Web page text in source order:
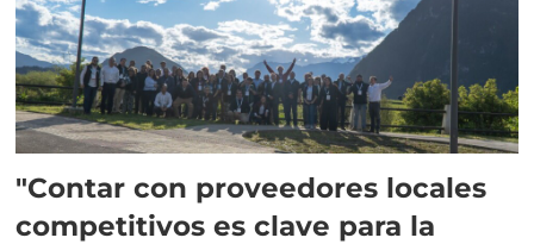
"Contar con proveedores locales
competitivos es clave para la